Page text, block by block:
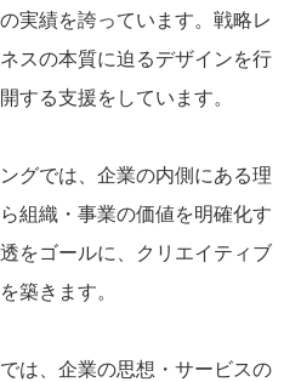
実績を誇っています。戦略レ
スの本質に迫るデザインを行
する支援をしています。
グでは、企業の内側にある理
組織・事業の価値を明確化す
をゴールに、クリエイティブ
築きます。
は、企業の思想・サービスの